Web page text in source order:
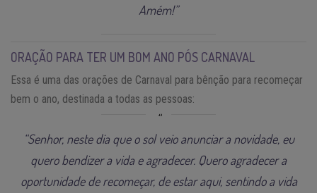
Amém!”
ORAÇÃO PARA TER UM BOM ANO PÓS CARNAVAL
Essa é uma das orações de Carnaval para bênção para recomeçar
bem o ano, destinada a todas as pessoas:
“Senhor, neste dia que o sol veio anunciar a novidade, eu
quero bendizer a vida e agradecer. Quero agradecer a
oportunidade de recomeçar, de estar aqui, sentindo a vida